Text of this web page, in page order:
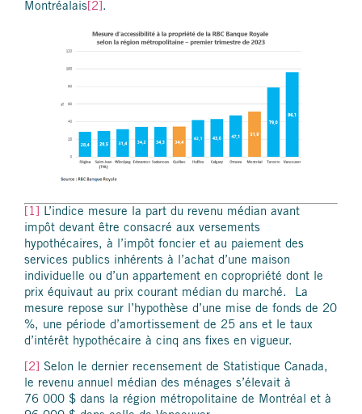
Montréalais[2] .
[1]
L’indice mesure la part du revenu médian avant
impôt devant être consacré aux versements
hypothécaires, à l’impôt foncier et au paiement des
services publics inhérents à l’achat d’une maison
individuelle ou d’un appartement en copropriété dont le
prix équivaut au prix courant médian du marché. La
mesure repose sur l’hypothèse d’une mise de fonds de 20
%, une période d’amortissement de 25 ans et le taux
d’intérêt hypothécaire à cinq ans fixes en vigueur.
[2] Selon le dernier recensement de Statistique Canada,
le revenu annuel médian des ménages s’élevait à
76 000 $ dans la région métropolitaine de Montréal et à